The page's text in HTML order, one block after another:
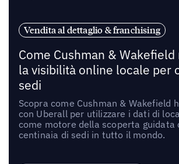
Vendita al dettaglio & franchising
Come Cushman & Wakefield
la visibilità online locale per
sedi
Scopra come Cushman & Wakefield
con Uberall per utilizzare i dati di
come motore della scoperta guidata
centinaia di sedi in tutto il mondo.